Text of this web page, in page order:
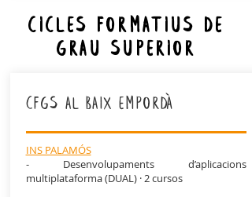
CICLES FORMATIUS DE
GRAU SUPERIOR
cfgs al baix empordà
INS PALAMÓS
- Desenvolupaments d’aplicacions
multiplataforma (DUAL) · 2 cursos